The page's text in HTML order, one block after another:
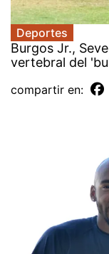
Deportes
Burgos Jr.,
vertebral del
compartir en: